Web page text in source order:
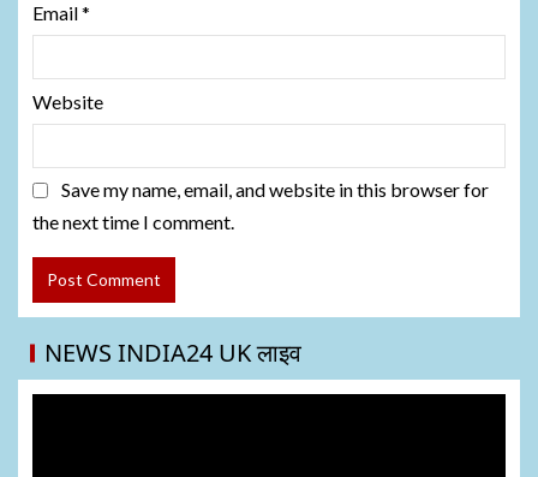
Email*
Website
Save my name, email, and website in this browser for
the next time I comment.
NEWS INDIA24 UK लाइव